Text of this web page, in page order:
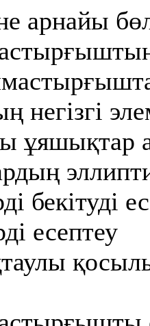
арнайы
ұяшықтар
бекітуді
есептеу